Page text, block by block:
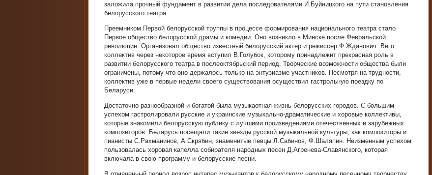
заложила прочный фундамент в развитии дела последователями И.Буйницкого на пути становления
белорусского театра.
Преемником Первой белорусской труппы в процессе формирования национального театра стало
Первое общество белорусской драмы и комедии. Оно возникло в Минске после Февральской
революции. Организовал общество известный белорусский актер и режиссер Ф.Жданович. Вего
коллектив через некоторое время вступил В.Голубок, которому принадлежит прекрасная роль в
развитии белорусского театра в послеоктябрьский период. Творческие возможности общества были
ограничены, потому что оно держалось только на энтузиазме участников. Несмотря на трудности,
коллектив уже в первые недели своего существования осуществил гастрольную поездку по
Беларуси.
Достаточно разнообразной и богатой была музыкаотная жизнь белорусских городов. С большим
успехом гастролировали русские и украинские музыкально-драматические и хоровые коллективы,
которые знакомили белорусскую публику с лучшими произведениями отечественных и зарубежных
композиторов. Беларусь посещали такие звезды русской музыкальной культуры, как композиторы и
пианисты С.Рахманинов, А.Скрябин, знаменитые певцы Л.Сабинов, Ф.Шаляпин. Неизменным успехом
пользовалась хоровая капелла собирателя народных песен Д.Агренева-Славянского, которая
включала в свою программу и белорусские песни.